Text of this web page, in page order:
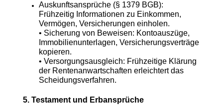
Auskunftsansprüche (§ 1379 BGB):
Frühzeitig Informationen zu Einkommen,
Vermögen, Versicherungen einholen.
• Sicherung von Beweisen: Kontoauszüge,
Immobilienunterlagen, Versicherungsverträge
kopieren.
• Versorgungsausgleich: Frühzeitige Klärung
der Rentenanwartschaften erleichtert das
Scheidungsverfahren.
5. Testament und Erbansprüche